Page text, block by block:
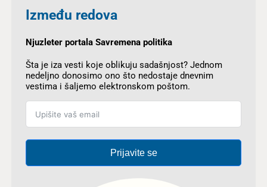
Između redova
Njuzleter portala Savremena politika
Šta je iza vesti koje oblikuju sadašnjost? Jednom
nedeljno donosimo ono što nedostaje dnevnim
vestima i šaljemo elektronskom poštom.
Prijavite se